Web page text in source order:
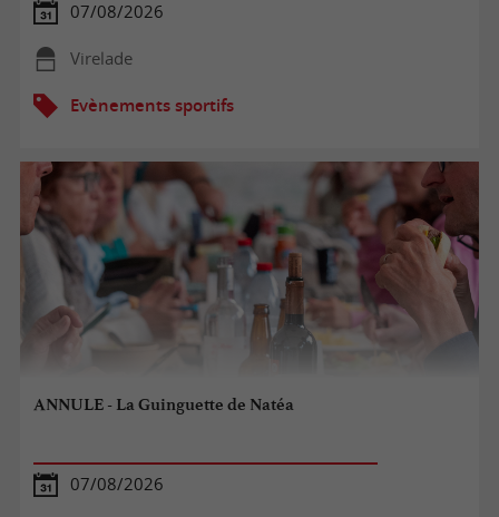
07/08/2026
Virelade
Evènements sportifs
ANNULE - La Guinguette de Natéa
07/08/2026